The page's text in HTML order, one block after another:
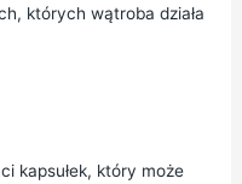
których wątroba działa
kapsułek, który może